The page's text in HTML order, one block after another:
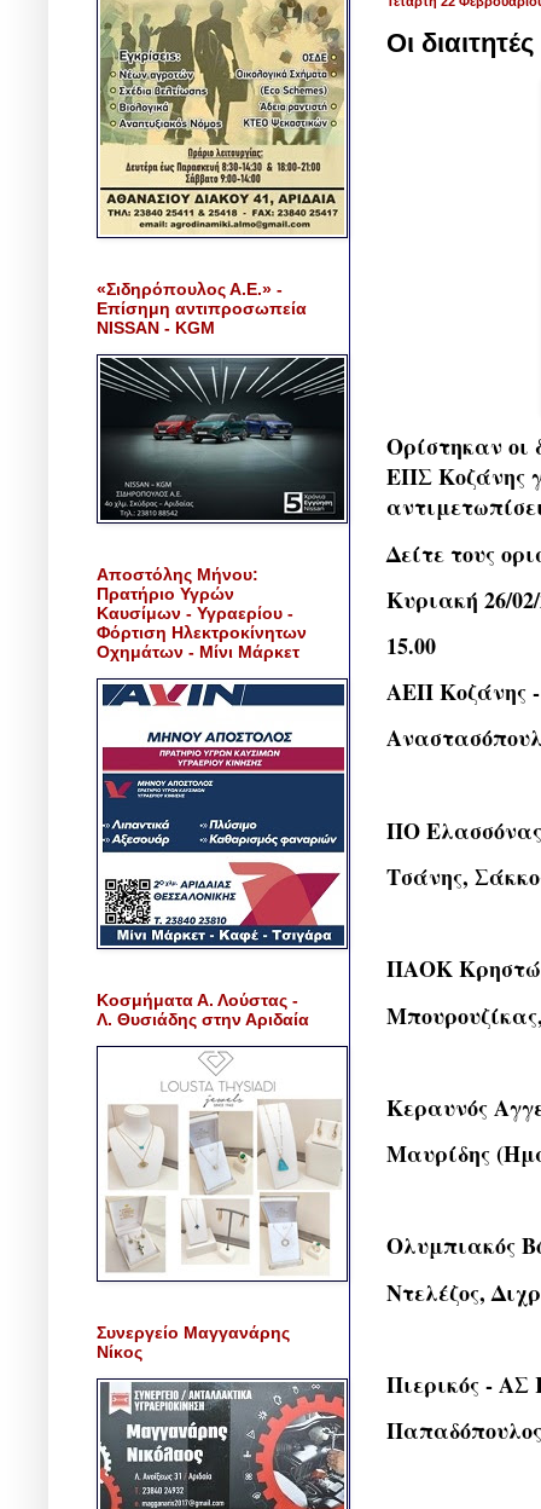
Οι
Ορίστηκαν οι
ΕΠΣ Κοζάνης
Δείτε τους
Κυριακή 26/
15.00
ΑΕΠ Κοζάνης
ΠΟ
Τσάνης,
ΠΑΟΚ
Κεραυνός
Μαυρίδης
Ολυμπιακός
Ντελέζος,
Πιερικός -
«Σιδηρόπουλος Α.Ε.» -
Επίσημη αντιπροσωπεία
NISSAN - KGM
Αποστόλης Μήνου:
Πρατήριο Υγρών
Καυσίμων - Υγραερίου -
Φόρτιση Ηλεκτροκίνητων
Οχημάτων - Μίνι Μάρκετ
Κοσμήματα Α. Λούστας -
Λ. Θυσιάδης στην Αριδαία
Συνεργείο Μαγγανάρης
Νίκος